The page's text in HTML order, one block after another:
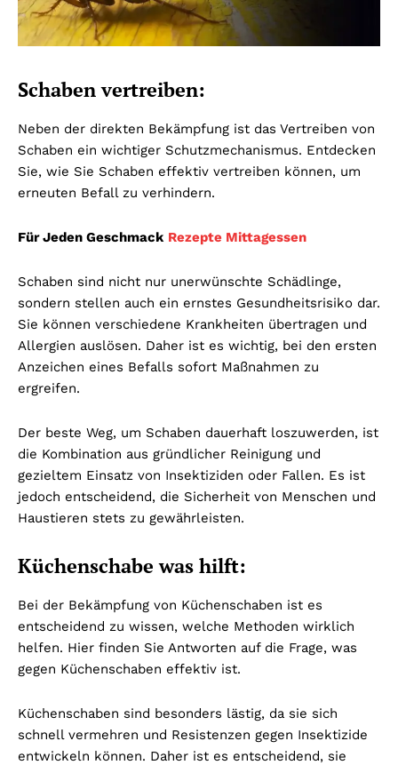
Schaben vertreiben:
Neben der direkten Bekämpfung ist das Vertreiben von
Schaben ein wichtiger Schutzmechanismus. Entdecken
Sie, wie Sie Schaben effektiv vertreiben können, um
erneuten Befall zu verhindern.
Für Jeden Geschmack Rezepte Mittagessen
Schaben sind nicht nur unerwünschte Schädlinge,
sondern stellen auch ein ernstes Gesundheitsrisiko dar.
Sie können verschiedene Krankheiten übertragen und
Allergien auslösen. Daher ist es wichtig, bei den ersten
Anzeichen eines Befalls sofort Maßnahmen zu
ergreifen.
Der beste Weg, um Schaben dauerhaft loszuwerden, ist
die Kombination aus gründlicher Reinigung und
gezieltem Einsatz von Insektiziden oder Fallen. Es ist
jedoch entscheidend, die Sicherheit von Menschen und
Haustieren stets zu gewährleisten.
Küchenschabe was hilft:
Bei der Bekämpfung von Küchenschaben ist es
entscheidend zu wissen, welche Methoden wirklich
helfen. Hier finden Sie Antworten auf die Frage, was
gegen Küchenschaben effektiv ist.
Küchenschaben sind besonders lästig, da sie sich
schnell vermehren und Resistenzen gegen Insektizide
entwickeln können. Daher ist es entscheidend, sie